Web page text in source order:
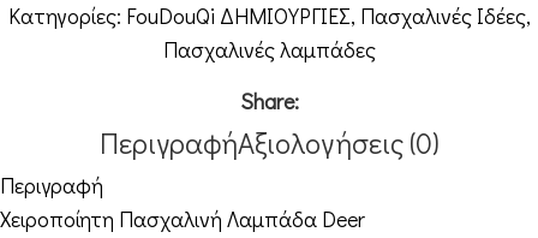
Κατηγορίες: FouDouQi ΔΗΜΙΟΥΡΓΙΕΣ, Πασχαλινές Ιδέες,
Πασχαλινές λαμπάδες
Share:
ΠεριγραφήΑξιολογήσεις (0)
Περιγραφή
Χειροποίητη Πασχαλινή Λαμπάδα Deer